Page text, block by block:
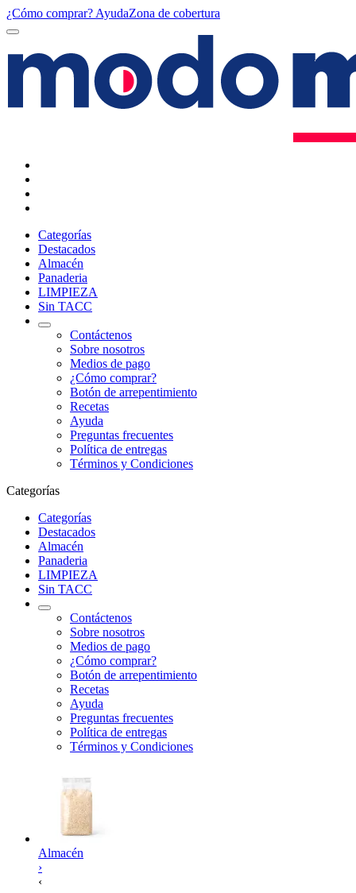
¿Cómo comprar? AyudaZona de cobertura
Categorías
Destacados
Almacén
Panaderia
LIMPIEZA
Sin TACC
Contáctenos
Sobre nosotros
Medios de pago
¿Cómo comprar?
Botón de arrepentimiento
Recetas
Ayuda
Preguntas frecuentes
Política de entregas
Términos y Condiciones
Categorías
Categorías
Destacados
Almacén
Panaderia
LIMPIEZA
Sin TACC
Contáctenos
Sobre nosotros
Medios de pago
¿Cómo comprar?
Botón de arrepentimiento
Recetas
Ayuda
Preguntas frecuentes
Política de entregas
Términos y Condiciones
Almacén
›
‹